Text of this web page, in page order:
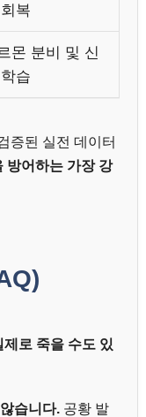
복
몬 분비 및 신
습
증된 실전 데이터
방어하는 가장 강
로 죽을 수도 있
습니다. 공황 발